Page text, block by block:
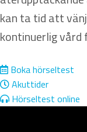
Att leva
Vilken
Typer av
kan ta tid att
kontinuerlig
Boka hörseltest
Akuttider
Hörseltest online